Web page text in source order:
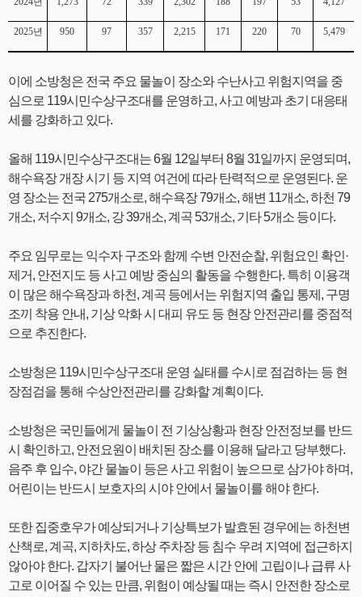
2025년 950 97 357 2,215 171 220 70 5,479
이에 소방청은 전국 주요 물놀이 장소와 수난사고 위험지역을 중
심으로 119시민수상구조대를 운영하고, 사고 예방과 초기 대응태
세를 강화하고 있다.
올해 119시민수상구조대는 6월 12일부터 8월 31일까지 운영되며,
해수욕장 개장 시기 등 지역 여건에 따라 탄력적으로 운영된다. 운
영 장소는 전국 275개소로, 해수욕장 79개소, 해변 11개소, 하천 79
개소, 저수지 9개소, 강 39개소, 계곡 53개소, 기타 5개소 등이다.
주요 임무로는 익수자 구조와 함께 수변 안전순찰, 위험요인 확인·
제거, 안전지도 등 사고 예방 중심의 활동을 수행한다. 특히 이용객
이 많은 해수욕장과 하천, 계곡 등에서는 위험지역 출입 통제, 구명
조끼 착용 안내, 기상 악화 시 대피 유도 등 현장 안전관리를 중점적
으로 추진한다.
소방청은 119시민수상구조대 운영 실태를 수시로 점검하는 등 현
장점검을 통해 수상안전관리를 강화할 계획이다.
소방청은 국민들에게 물놀이 전 기상상황과 현장 안전정보를 반드
시 확인하고, 안전요원이 배치된 장소를 이용해 달라고 당부했다.
음주 후 입수, 야간 물놀이 등은 사고 위험이 높으므로 삼가야 하며,
어린이는 반드시 보호자의 시야 안에서 물놀이를 해야 한다.
또한 집중호우가 예상되거나 기상특보가 발효된 경우에는 하천변
산책로, 계곡, 지하차도, 하상 주차장 등 침수 우려 지역에 접근하지
않아야 한다. 갑자기 불어난 물은 짧은 시간 안에 고립이나 급류 사
고로 이어질 수 있는 만큼, 위험이 예상될 때는 즉시 안전한 장소로